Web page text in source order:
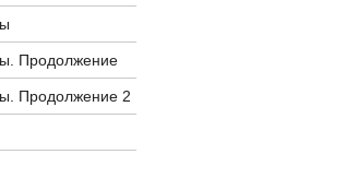
Продолжение
Продолжение 2